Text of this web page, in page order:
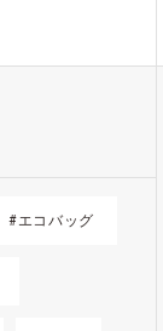
#エコバッグ